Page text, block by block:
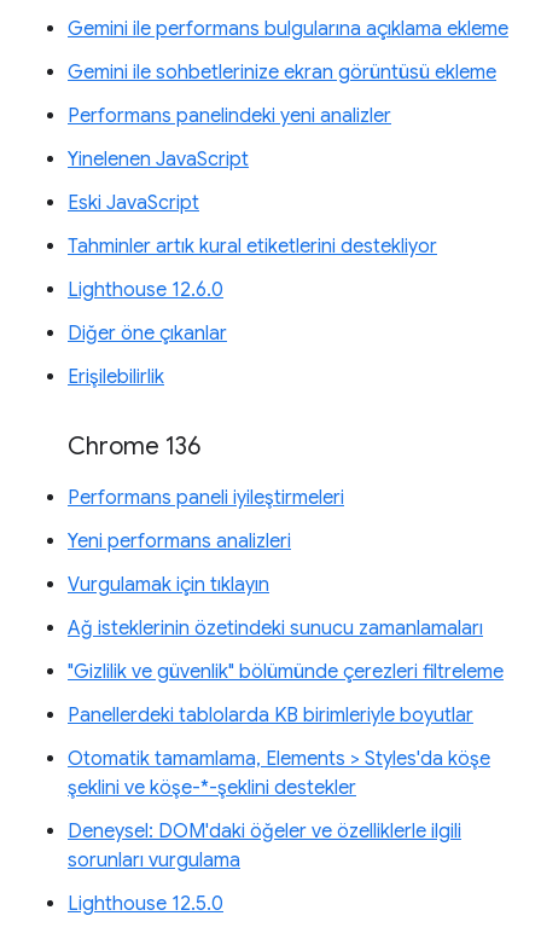
Gemini ile performans bulgularına açıklama ekleme
Gemini ile sohbetlerinize ekran görüntüsü ekleme
Performans panelindeki yeni analizler
Yinelenen JavaScript
Eski JavaScript
Tahminler artık kural etiketlerini destekliyor
Lighthouse 12.6.0
Diğer öne çıkanlar
Erişilebilirlik
Chrome 136
Performans paneli iyileştirmeleri
Yeni performans analizleri
Vurgulamak için tıklayın
Ağ isteklerinin özetindeki sunucu zamanlamaları
"Gizlilik ve güvenlik" bölümünde çerezleri filtreleme
Panellerdeki tablolarda KB birimleriyle boyutlar
Otomatik tamamlama, Elements > Styles'da köşe
şeklini ve köşe-*-şeklini destekler
Deneysel: DOM'daki öğeler ve özelliklerle ilgili
sorunları vurgulama
Lighthouse 12.5.0